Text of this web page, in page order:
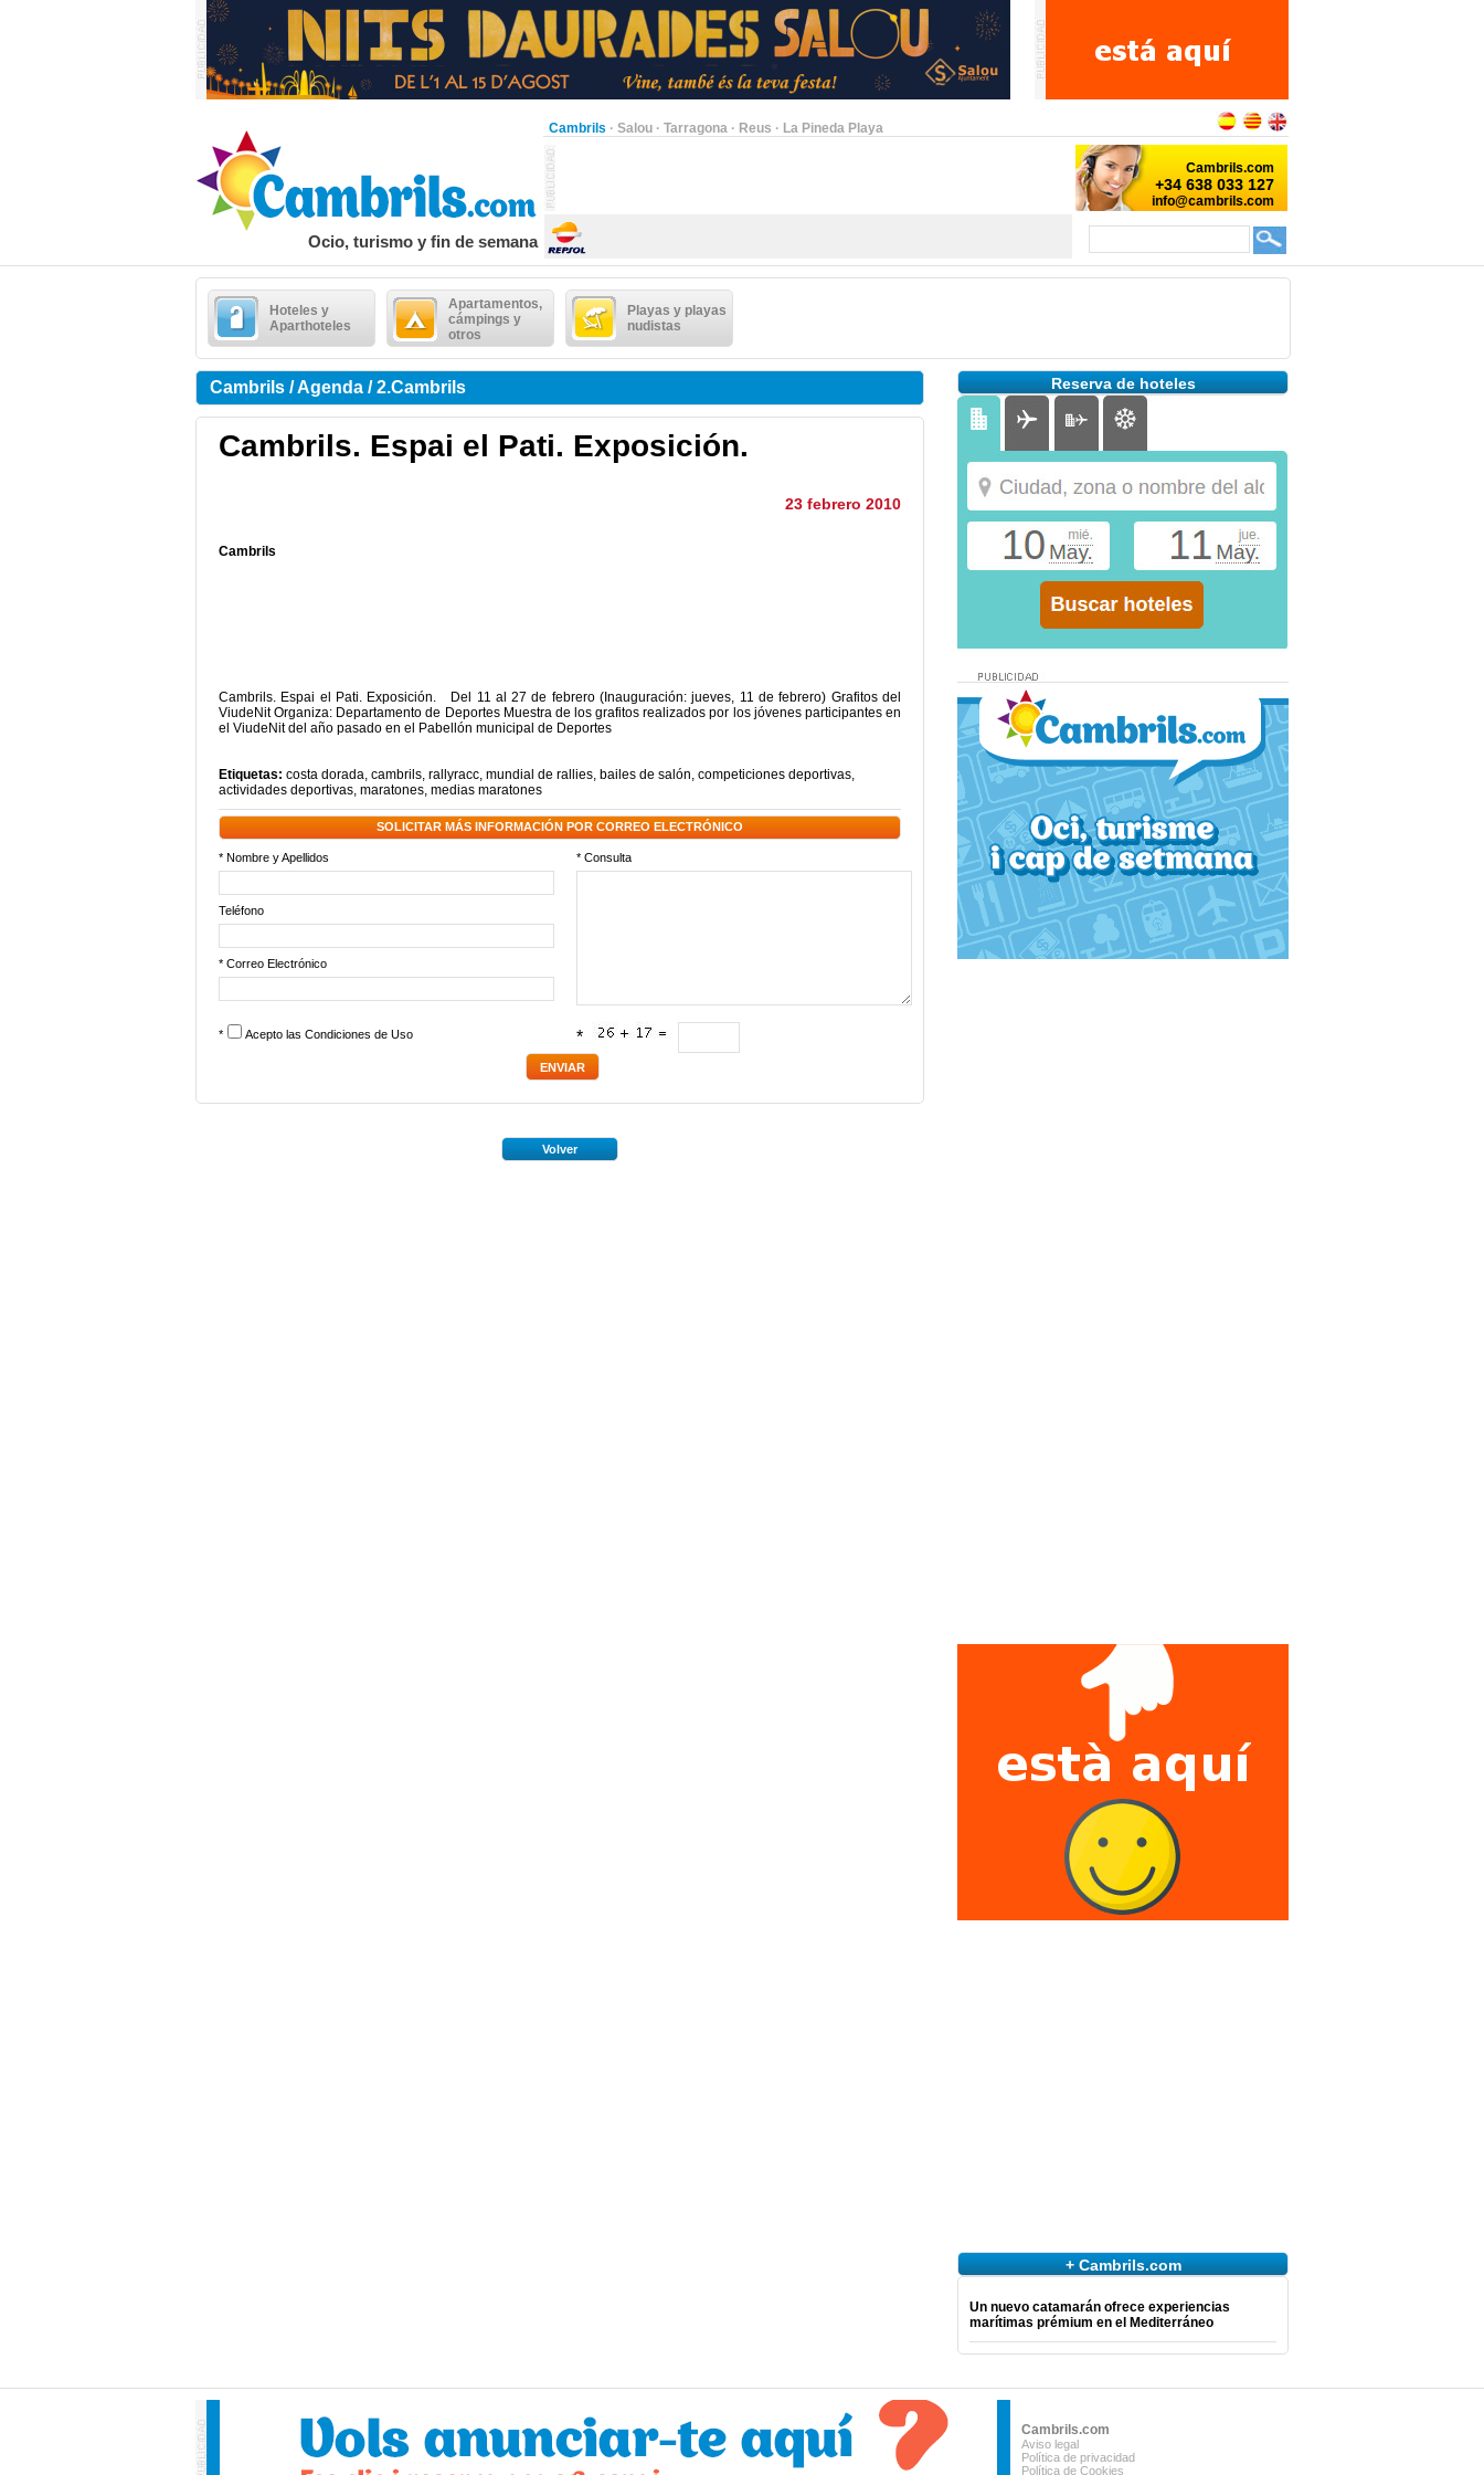
Cambrils · Salou · Tarragona · Reus · La Pineda Playa
Ocio, turismo y fin de semana
Hoteles y
Aparthoteles
Apartamentos,
cámpings y
otros
Playas y playas
nudistas
Cambrils / Agenda / 2.Cambrils
Cambrils. Espai el Pati. Exposición.
23 febrero 2010
Cambrils
Cambrils. Espai el Pati. Exposición. Del 11 al 27 de febrero (Inauguración: jueves, 11 de febrero) Grafitos del
ViudeNit Organiza: Departamento de Deportes Muestra de los grafitos realizados por los jóvenes participantes en
el ViudeNit del año pasado en el Pabellón municipal de Deportes
Etiquetas: costa dorada, cambrils, rallyracc, mundial de rallies, bailes de salón, competiciones deportivas,
actividades deportivas, maratones, medias maratones
SOLICITAR MÁS INFORMACIÓN POR CORREO ELECTRÓNICO
* Nombre y Apellidos * Consulta
Teléfono
* Correo Electrónico
* Acepto las Condiciones de Uso *
Volver
Reserva de hoteles
+ Cambrils.com
Un nuevo catamarán ofrece experiencias
marítimas prémium en el Mediterráneo
Cambrils.com
Aviso legal
Política de privacidad
Política de Cookies